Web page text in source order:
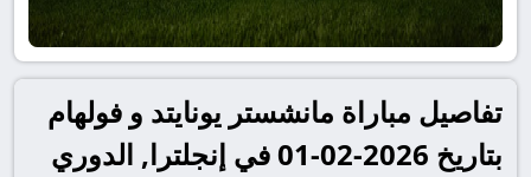
تفاصيل مباراة مانشستر يونايتد و فولهام
بتاريخ 2026-02-01 في إنجلترا, الدوري